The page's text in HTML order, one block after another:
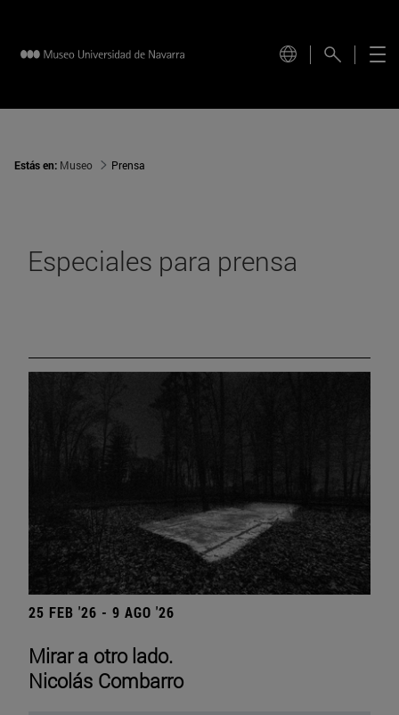
Estás en: Museo Prensa
Especiales para prensa
25 FEB '26 - 9 AGO '26
Mirar a otro lado.
Nicolás Combarro